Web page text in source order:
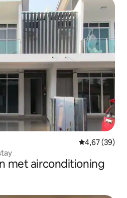
Gemiddelde
4,67 (39)
met airconditioning